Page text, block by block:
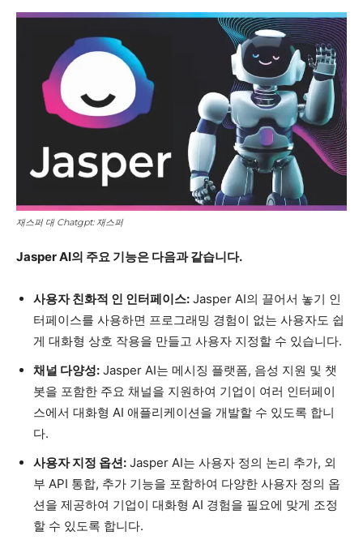
재스퍼 대 Chatgpt: 재스퍼
Jasper AI의 주요 기능은 다음과 같습니다.
사용자 친화적 인 인터페이스: Jasper AI의 끌어서 놓기 인
터페이스를 사용하면 프로그래밍 경험이 없는 사용자도 쉽
게 대화형 상호 작용을 만들고 사용자 지정할 수 있습니다.
채널 다양성: Jasper AI는 메시징 플랫폼, 음성 지원 및 챗
봇을 포함한 주요 채널을 지원하여 기업이 여러 인터페이
스에서 대화형 AI 애플리케이션을 개발할 수 있도록 합니
다.
사용자 지정 옵션: Jasper AI는 사용자 정의 논리 추가, 외
부 API 통합, 추가 기능을 포함하여 다양한 사용자 정의 옵
션을 제공하여 기업이 대화형 AI 경험을 필요에 맞게 조정
할 수 있도록 합니다.